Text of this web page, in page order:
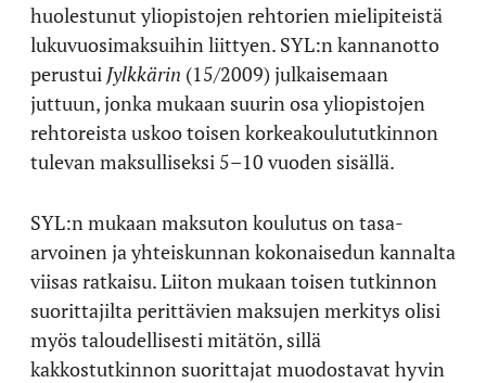
huolestunut yliopistojen rehtorien mielipiteistä
lukuvuosimaksuihin liittyen. SYL:n kannanotto
perustui Jylkkärin (15/2009) julkaisemaan
juttuun, jonka mukaan suurin osa yliopistojen
rehtoreista uskoo toisen korkeakoulututkinnon
tulevan maksulliseksi 5–10 vuoden sisällä.
SYL:n mukaan maksuton koulutus on tasa-
arvoinen ja yhteiskunnan kokonaisedun kannalta
viisas ratkaisu. Liiton mukaan toisen tutkinnon
suorittajilta perittävien maksujen merkitys olisi
myös taloudellisesti mitätön, sillä
kakkostutkinnon suorittajat muodostavat hyvin